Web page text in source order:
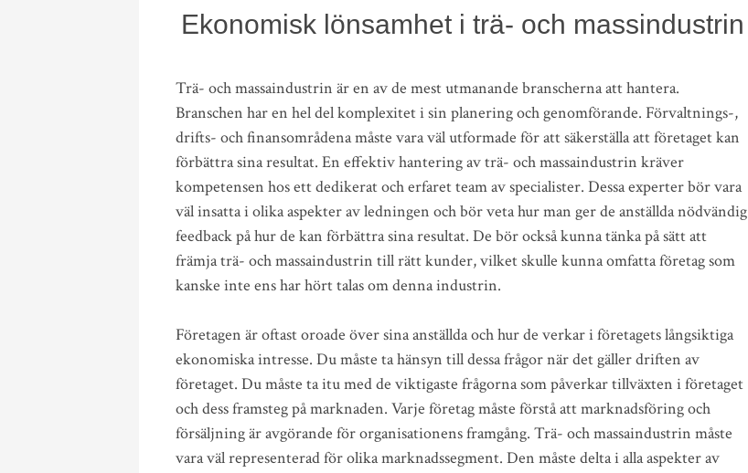
Ekonomisk lönsamhet i trä- och massindustrin
Trä- och massaindustrin är en av de mest utmanande branscherna att hantera.
Branschen har en hel del komplexitet i sin planering och genomförande. Förvaltnings-,
drifts- och finansområdena måste vara väl utformade för att säkerställa att företaget kan
förbättra sina resultat. En effektiv hantering av trä- och massaindustrin kräver
kompetensen hos ett dedikerat och erfaret team av specialister. Dessa experter bör vara
väl insatta i olika aspekter av ledningen och bör veta hur man ger de anställda nödvändig
feedback på hur de kan förbättra sina resultat. De bör också kunna tänka på sätt att
främja trä- och massaindustrin till rätt kunder, vilket skulle kunna omfatta företag som
kanske inte ens har hört talas om denna industrin.
Företagen är oftast oroade över sina anställda och hur de verkar i företagets långsiktiga
ekonomiska intresse. Du måste ta hänsyn till dessa frågor när det gäller driften av
företaget. Du måste ta itu med de viktigaste frågorna som påverkar tillväxten i företaget
och dess framsteg på marknaden. Varje företag måste förstå att marknadsföring och
försäljning är avgörande för organisationens framgång. Trä- och massaindustrin måste
vara väl representerad för olika marknadssegment. Den måste delta i alla aspekter av